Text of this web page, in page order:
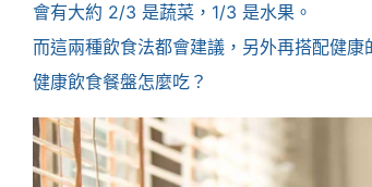
會有大約 2/3 是蔬菜，1/3 是水果。
而這兩種飲食法都會建議，另外再搭配健康
健康飲食餐盤怎麼吃？